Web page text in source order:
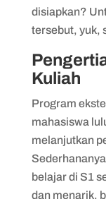
disiapkan?
tersebut, yuk,
Kuliah
Program
mahasiswa
melanjutkan
belajar di S1
dan menarik,